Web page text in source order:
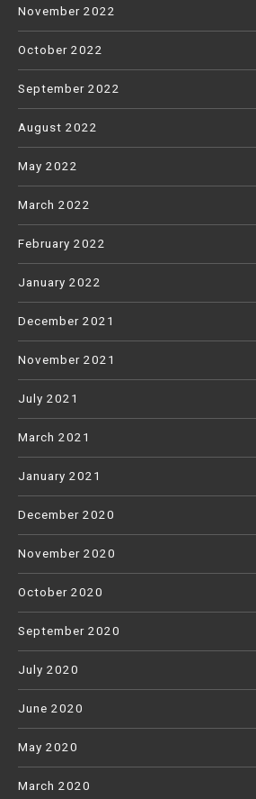
November 2022
October 2022
September 2022
August 2022
May 2022
March 2022
February 2022
January 2022
December 2021
November 2021
July 2021
March 2021
January 2021
December 2020
November 2020
October 2020
September 2020
July 2020
June 2020
May 2020
March 2020